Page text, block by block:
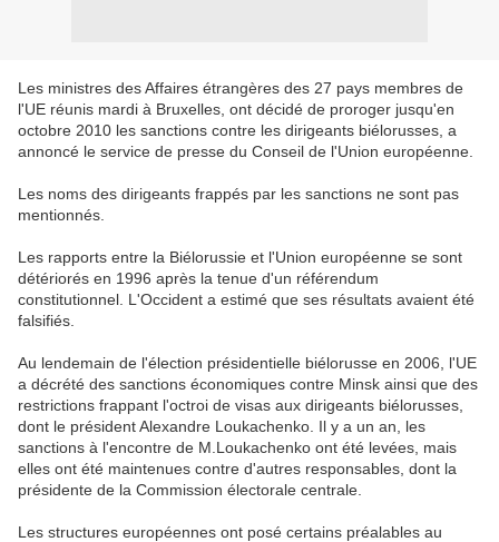
Les ministres des Affaires étrangères des 27 pays membres de
l'UE réunis mardi à Bruxelles, ont décidé de proroger jusqu'en
octobre 2010 les sanctions contre les dirigeants biélorusses, a
annoncé le service de presse du Conseil de l'Union européenne.
Les noms des dirigeants frappés par les sanctions ne sont pas
mentionnés.
Les rapports entre la Biélorussie et l'Union européenne se sont
détériorés en 1996 après la tenue d'un référendum
constitutionnel. L'Occident a estimé que ses résultats avaient été
falsifiés.
Au lendemain de l'élection présidentielle biélorusse en 2006, l'UE
a décrété des sanctions économiques contre Minsk ainsi que des
restrictions frappant l'octroi de visas aux dirigeants biélorusses,
dont le président Alexandre Loukachenko. Il y a un an, les
sanctions à l'encontre de M.Loukachenko ont été levées, mais
elles ont été maintenues contre d'autres responsables, dont la
présidente de la Commission électorale centrale.
Les structures européennes ont posé certains préalables au